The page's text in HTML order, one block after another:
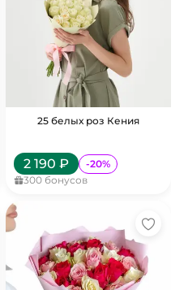
25 белых роз Кения
2 190 ₽ -20%
300 бонусов